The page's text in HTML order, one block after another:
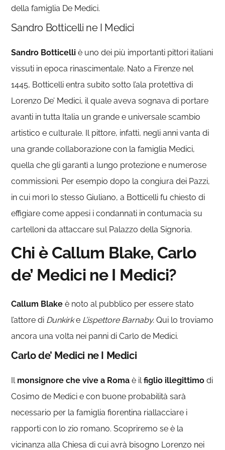
della famiglia De Medici.
Sandro Botticelli ne I Medici
Sandro Botticelli è uno dei più importanti pittori italiani
vissuti in epoca rinascimentale. Nato a Firenze nel
1445, Botticelli entra subito sotto l’ala protettiva di
Lorenzo De’ Medici, il quale aveva sognava di portare
avanti in tutta Italia un grande e universale scambio
artistico e culturale. Il pittore, infatti, negli anni vanta di
una grande collaborazione con la famiglia Medici,
quella che gli garantì a lungo protezione e numerose
commissioni. Per esempio dopo la congiura dei Pazzi,
in cui morì lo stesso Giuliano, a Botticelli fu chiesto di
effigiare come appesi i condannati in contumacia su
cartelloni da attaccare sul Palazzo della Signoria.
Chi è Callum Blake, Carlo
de’ Medici ne I Medici?
Callum Blakeè noto al pubblico per essere stato
l’attore di Dunkirke L’ispettore Barnaby.Qui lo troviamo
ancora una volta nei panni di Carlo de Medici.
Carlo de’ Medici ne I Medici
Il monsignore che vive a Roma è ilfiglio illegittimo di
Cosimo de Medici e con buone probabilità sarà
necessario per la famiglia fiorentina riallacciare i
rapporti con lo zio romano. Scopriremo se è la
vicinanza alla Chiesa di cui avrà bisogno Lorenzo nei